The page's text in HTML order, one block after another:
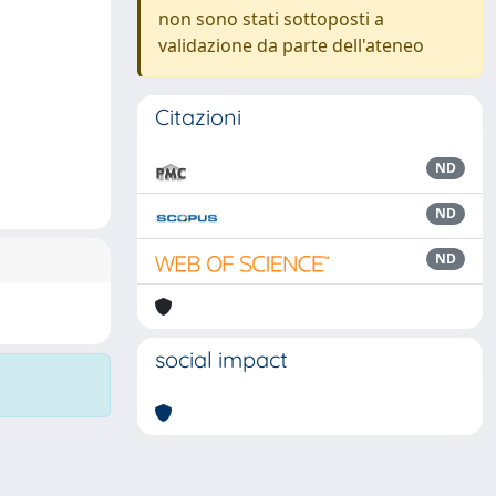
non sono stati sottoposti a
validazione da parte dell'ateneo
Citazioni
ND
ND
ND
social impact